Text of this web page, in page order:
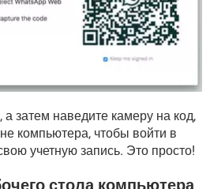
, а затем наведите камеру на код,
компьютера, чтобы войти в
учетную запись. Это просто!
стола компьютера